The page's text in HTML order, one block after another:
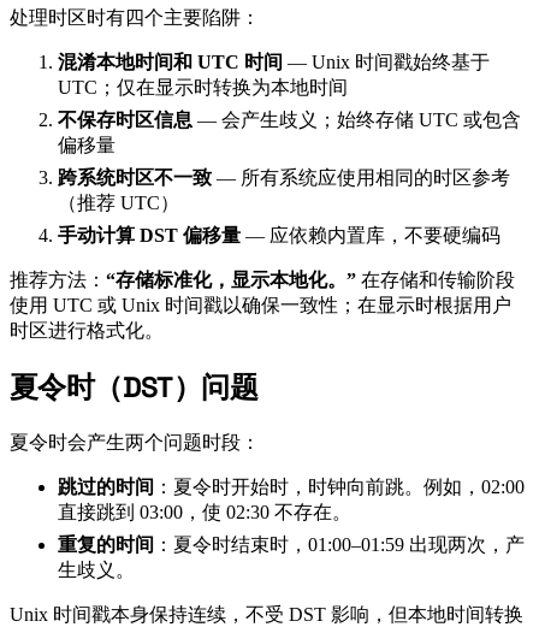
处理时区时有四个主要陷阱：
混淆本地时间和 UTC 时间 — Unix 时间戳始终基于
UTC；仅在显示时转换为本地时间
不保存时区信息 — 会产生歧义；始终存储 UTC 或包含
偏移量
跨系统时区不一致 — 所有系统应使用相同的时区参考
（推荐 UTC）
手动计算 DST 偏移量 — 应依赖内置库，不要硬编码
推荐方法： “存储标准化，显示本地化。” 在存储和传输阶段
使用 UTC 或 Unix 时间戳以确保一致性；在显示时根据用户
时区进行格式化。
#
夏令时（DST）问题
夏令时会产生两个问题时段：
跳过的时间 ：夏令时开始时，时钟向前跳。例如，02:00
直接跳到 03:00，使 02:30 不存在。
重复的时间 ：夏令时结束时，01:00–01:59 出现两次，产
生歧义。
Unix 时间戳本身保持连续，不受 DST 影响，但本地时间转换